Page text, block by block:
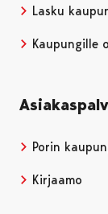
Lasku
Kaupungille
Porin
Kirjaamo